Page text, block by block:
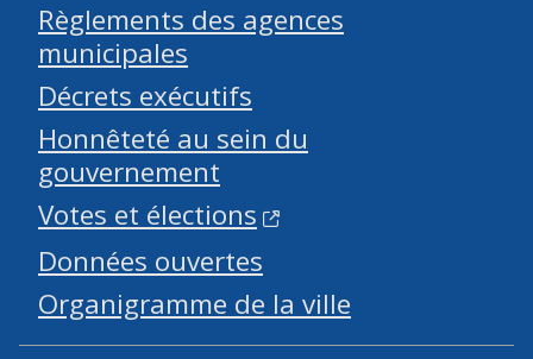
Règlements des agences
municipales
Décrets exécutifs
Honnêteté au sein du
gouvernement
Votes et élections
Données ouvertes
Organigramme de la ville